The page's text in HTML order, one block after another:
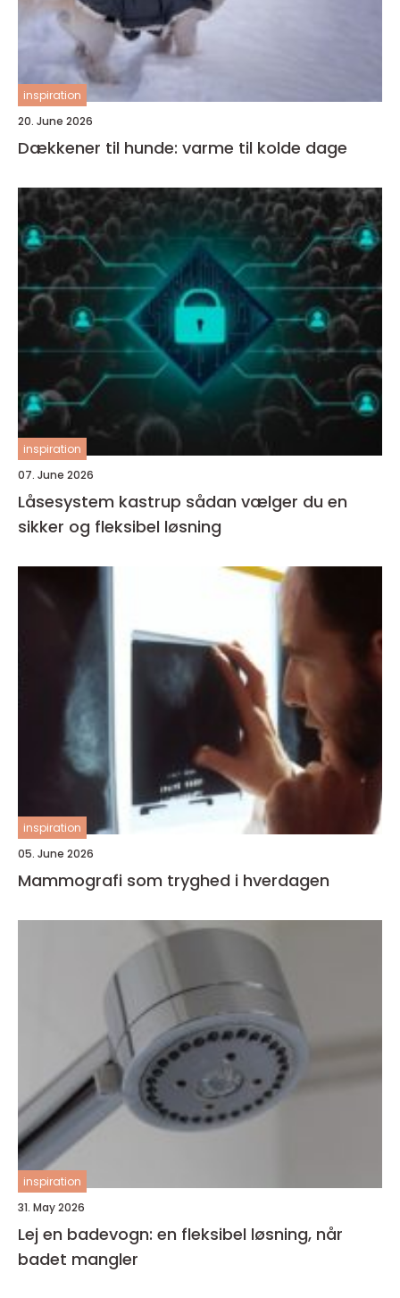
inspiration
20. June 2026
Dækkener til hunde: varme til kolde dage
inspiration
07. June 2026
Låsesystem kastrup sådan vælger du en
sikker og fleksibel løsning
inspiration
05. June 2026
Mammografi som tryghed i hverdagen
inspiration
31. May 2026
Lej en badevogn: en fleksibel løsning, når
badet mangler